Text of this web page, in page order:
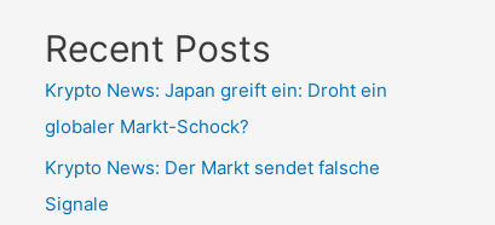
Recent Posts
Krypto News: Japan greift ein: Droht ein
globaler Markt-Schock?
Krypto News: Der Markt sendet falsche
Signale